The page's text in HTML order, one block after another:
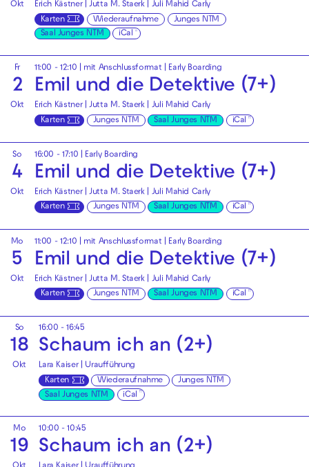
Okt
Erich Kästner | Jutta M. Staerk | Juli Mahid Carly
Karten
Wiederaufnahme
Junges NTM
Saal Junges NTM
iCal
Fr
2
Okt
11:00 - 12:10 | mit Anschlussformat | Early Boarding
Emil und die Detektive (7+)
Erich Kästner | Jutta M. Staerk | Juli Mahid Carly
Karten
Junges NTM Saal Junges NTM iCal
So
4
Okt
16:00 - 17:10 Early Boarding
Emil und die Detektive (7+)
Erich Kästner | Jutta M. Staerk | Juli Mahid Carly
Karten
Junges NTM Saal Junges NTM iCal
Mo
5
Okt
11:00 - 12:10 | mit Anschlussformat | Early Boarding
Emil und die Detektive (7+)
Erich Kästner | Jutta M. Staerk | Juli Mahid Carly
Karten
Junges NTM Saal Junges NTM iCal
So
18
Okt
16:00 - 16:45
Schaum ich an (2+)
Lara Kaiser | Uraufführung
Karten
Wiederaufnahme
Junges NTM
Saal Junges NTM
iCal
Mo
19
10:00 - 10:45
Schaum ich an (2+)